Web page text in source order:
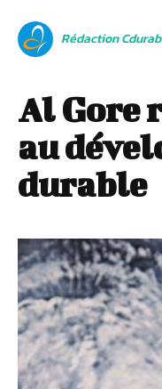
Rédaction
Al Gore
au
durable